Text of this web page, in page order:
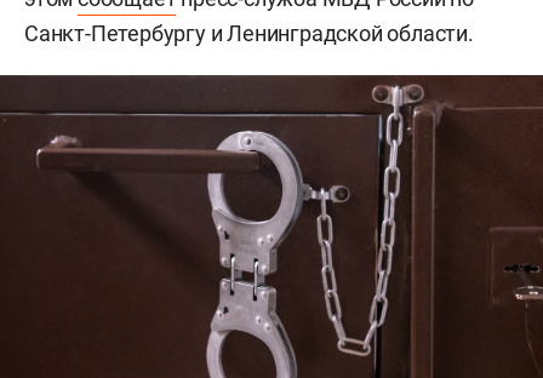
Санкт-Петербургу и Ленинградской области.